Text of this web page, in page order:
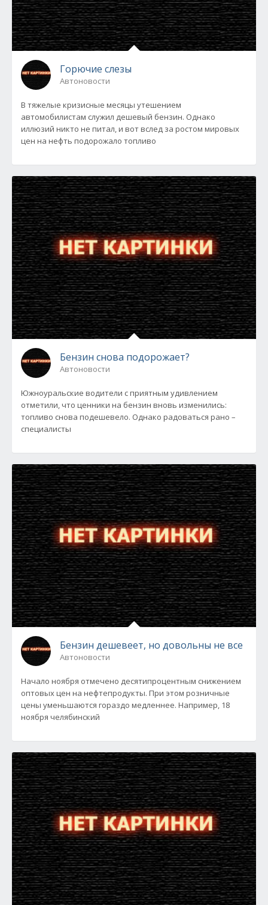
Горючие слезы
Автоновости
В тяжелые кризисные месяцы утешением
автомобилистам служил дешевый бензин. Однако
иллюзий никто не питал, и вот вслед за ростом мировых
цен на нефть подорожало топливо
Бензин снова подорожает?
Автоновости
Южноуральские водители с приятным удивлением
отметили, что ценники на бензин вновь изменились:
топливо снова подешевело. Однако радоваться рано –
специалисты
Бензин дешевеет, но довольны не все
Автоновости
Начало ноября отмечено десятипроцентным снижением
оптовых цен на нефтепродукты. При этом розничные
цены уменьшаются гораздо медленнее. Например, 18
ноября челябинский